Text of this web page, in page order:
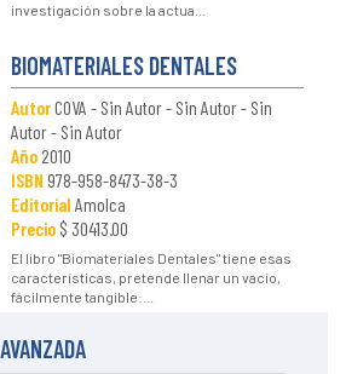
investigación sobre la actua...
BIOMATERIALES DENTALES
AutorCOVA - Sin Autor - Sin Autor - Sin
Autor - Sin Autor
Año2010
ISBN 978-958-8473-38-3
Editorial Amolca
Precio$ 30413.00
El libro "Biomateriales Dentales" tiene esas
características, pretende llenar un vacío,
fácilmente tangible:...